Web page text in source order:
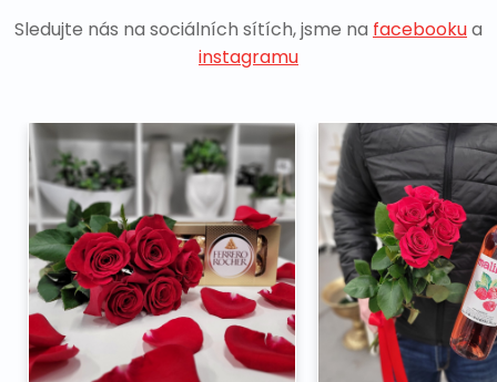
Sledujte nás na sociálních sítích, jsme na facebookua
instagramu